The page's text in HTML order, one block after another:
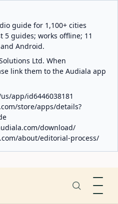
guide for 1,100+ cities
5 guides; works offline; 11
Android.
Ltd. When
link them to the Audiala app
app/id6446038181
store/apps/details?
download/
about/editorial-process/